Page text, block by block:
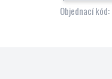
Objednací